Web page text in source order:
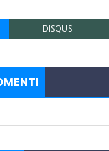
DISQUS